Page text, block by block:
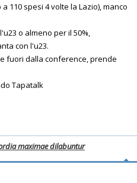
110 spesi 4 volte la Lazio), manco
o almeno per il 50%,
con l'u23.
fuori dalla conference, prende
Tapatalk
maximae dilabuntur